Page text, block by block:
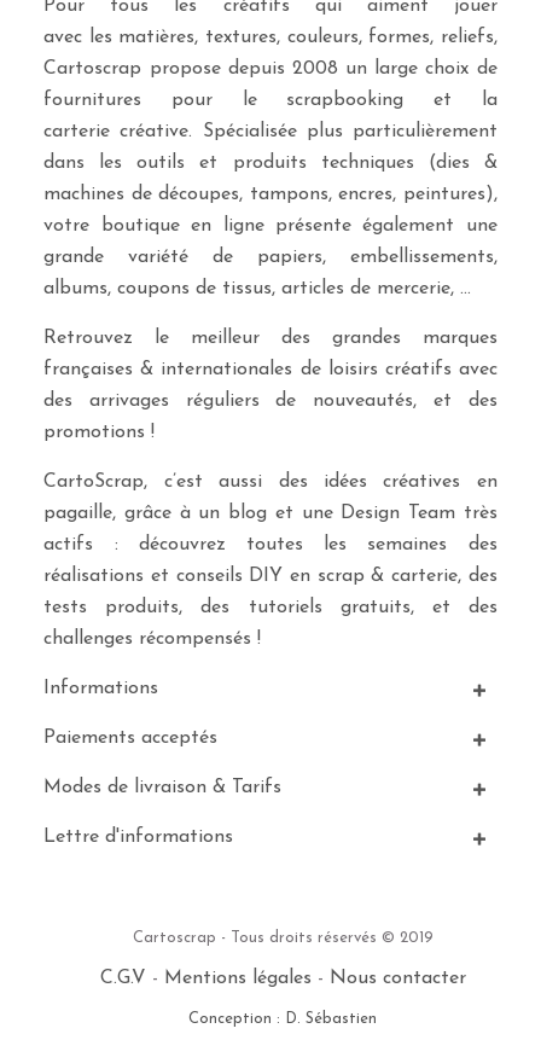
Pour tous les créatifs qui aiment jouer
avec les matières, textures, couleurs, formes, reliefs,
Cartoscrap propose depuis 2008 un large choix de
fournitures pour le scrapbooking et la
carterie créative. Spécialisée plus particulièrement
dans les outils et produits techniques (dies &
machines de découpes, tampons, encres, peintures),
votre boutique en ligne présente également une
grande variété de papiers, embellissements,
albums, coupons de tissus, articles de mercerie, …
Retrouvez le meilleur des grandes marques
françaises & internationales de loisirs créatifs avec
des arrivages réguliers de nouveautés, et des
promotions !
CartoScrap, c’est aussi des idées créatives en
pagaille, grâce à un blog et une Design Team très
actifs : découvrez toutes les semaines des
réalisations et conseils DIY en scrap & carterie, des
tests produits, des tutoriels gratuits, et des
challenges récompensés !
Informations
Paiements acceptés
Modes de livraison & Tarifs
Lettre d'informations
Cartoscrap - Tous droits réservés © 2019
C.G.V - Mentions légales - Nous contacter
Conception : D. Sébastien